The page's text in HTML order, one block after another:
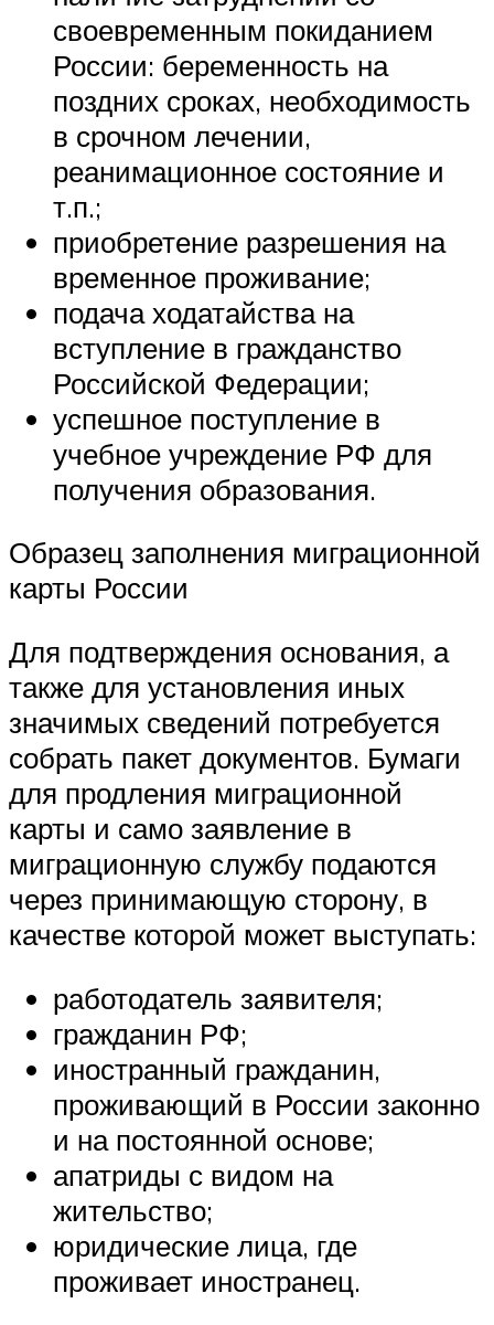
своевременным покиданием
России: беременность на
поздних сроках, необходимость
в срочном лечении,
реанимационное состояние и
т.п.;
приобретение разрешения на
временное проживание;
подача ходатайства на
вступление в гражданство
Российской Федерации;
успешное поступление в
учебное учреждение РФ для
получения образования.
Образец заполнения миграционной
карты России
Для подтверждения основания, а
также для установления иных
значимых сведений потребуется
собрать пакет документов. Бумаги
для продления миграционной
карты и само заявление в
миграционную службу подаются
через принимающую сторону, в
качестве которой может выступать:
работодатель заявителя;
гражданин РФ;
иностранный гражданин,
проживающий в России законно
и на постоянной основе;
апатриды с видом на
жительство;
юридические лица, где
проживает иностранец.